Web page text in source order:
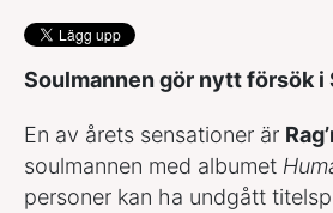
Soulmannen gör nytt försök i
En av årets sensationer är Rag
soulmannen med albumet
personer kan ha undgått